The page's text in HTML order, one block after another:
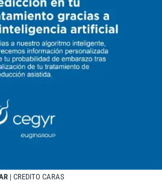
| CREDITO CARAS